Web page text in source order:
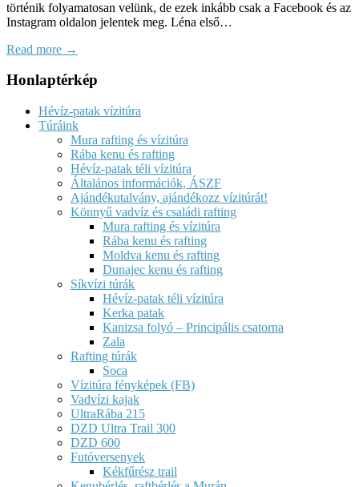
történik folyamatosan velünk, de ezek inkább csak a Facebook és az
Instagram oldalon jelentek meg. Léna első…
Read more →
Honlaptérkép
Hévíz-patak vízitúra
Túráink
Mura rafting és vízitúra
Rába kenu és rafting
Hévíz-patak téli vízitúra
Általános információk, ÁSZF
Ajándékutalvány, ajándékozz vízitúrát!
Könnyű vadvíz és családi rafting
Mura rafting és vízitúra
Rába kenu és rafting
Moldva kenu és rafting
Dunajec kenu és rafting
Síkvízi túrák
Hévíz-patak téli vízitúra
Kerka patak
Kanizsa folyó – Principális csatorna
Zala
Rafting túrák
Soca
Vízitúra fényképek (FB)
Vadvízi kajak
UltraRába 215
DZD Ultra Trail 300
DZD 600
Futóversenyek
Kékfűrész trail